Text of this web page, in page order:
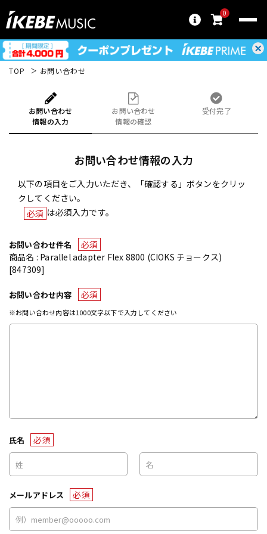
0
TOP お問い合わせ
お問い合わせ
情報の入力
お問い合わせ
情報の確認
受付完了
お問い合わせ情報の入力
以下の項目をご入力いただき、「確認する」ボタンをクリッ
クしてください。
必須 は必須入力です。
お問い合わせ件名
必須
商品名 : Parallel adapter Flex 8800 (CIOKS チョークス)
[847309]
お問い合わせ内容 必須
※お問い合わせ内容は1000文字以下で入力してください
氏名 必須
メールアドレス 必須